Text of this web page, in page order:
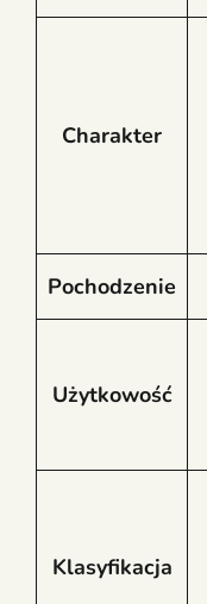
Charakter
Pochodzenie
Użytkowość
Klasyfikacja